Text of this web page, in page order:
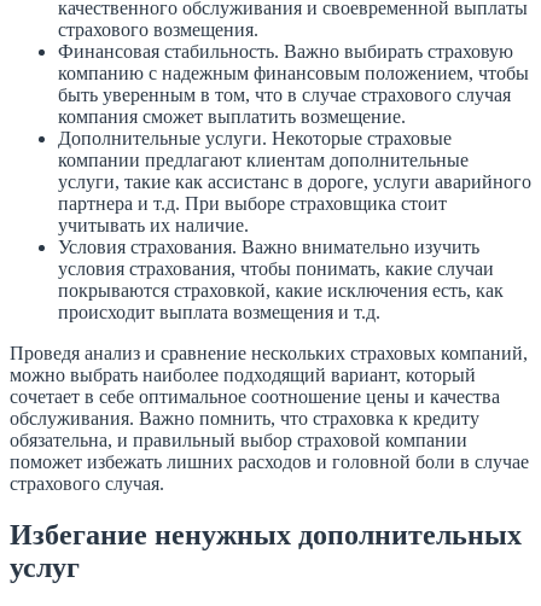
качественного обслуживания и своевременной выплаты
страхового возмещения.
Финансовая стабильность. Важно выбирать страховую
компанию с надежным финансовым положением, чтобы
быть уверенным в том, что в случае страхового случая
компания сможет выплатить возмещение.
Дополнительные услуги. Некоторые страховые
компании предлагают клиентам дополнительные
услуги, такие как ассистанс в дороге, услуги аварийного
партнера и т.д. При выборе страховщика стоит
учитывать их наличие.
Условия страхования. Важно внимательно изучить
условия страхования, чтобы понимать, какие случаи
покрываются страховкой, какие исключения есть, как
происходит выплата возмещения и т.д.
Проведя анализ и сравнение нескольких страховых компаний,
можно выбрать наиболее подходящий вариант, который
сочетает в себе оптимальное соотношение цены и качества
обслуживания. Важно помнить, что страховка к кредиту
обязательна, и правильный выбор страховой компании
поможет избежать лишних расходов и головной боли в случае
страхового случая.
Избегание ненужных дополнительных
услуг